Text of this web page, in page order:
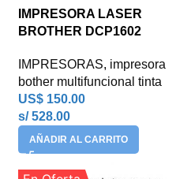
IMPRESORA LASER
BROTHER DCP1602
IMPRESORAS, impresora
bother multifuncional tinta
US$ 150.00
s/ 528.00
AÑADIR AL CARRITO